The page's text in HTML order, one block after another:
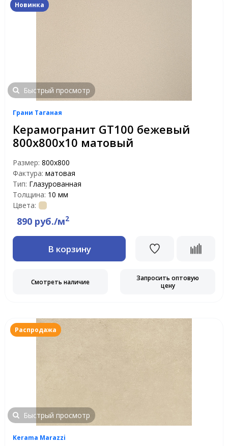
Новинка
Быстрый просмотр
Грани Таганая
Керамогранит GT100 бежевый
800x800x10 матовый
Размер: 800x800
Фактура: матовая
Тип: Глазурованная
Толщина: 10 мм
Цвета:
890 руб./м2
В корзину
Смотреть наличие
Запросить оптовую
цену
Распродажа
Быстрый просмотр
Kerama Marazzi